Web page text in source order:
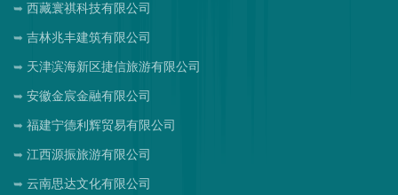
西藏寰祺科技有限公司
吉林兆丰建筑有限公司
天津滨海新区捷信旅游有限公司
安徽金宸金融有限公司
福建宁德利辉贸易有限公司
江西源振旅游有限公司
云南思达文化有限公司